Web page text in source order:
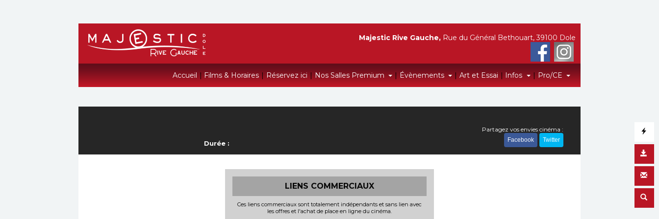
Accueil | Films & Horaires | Réservez ici | Nos Salles Premium | Évènements | Art et Essai | Infos | Pro/CE
Majestic Rive Gauche, Rue du Général Bethouart, 39100 Dole
Durée :
Partagez vos envies cinéma :
Facebook Twitter
LIENS COMMERCIAUX
Ces liens commerciaux sont totalement indépendants et sans lien avec
les offres et l'achat de place en ligne du cinéma.